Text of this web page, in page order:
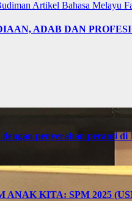
Artikel Bahasa Melayu
ADAB DAN
penyerahan peranti di
ANAK KITA: SPM 2025